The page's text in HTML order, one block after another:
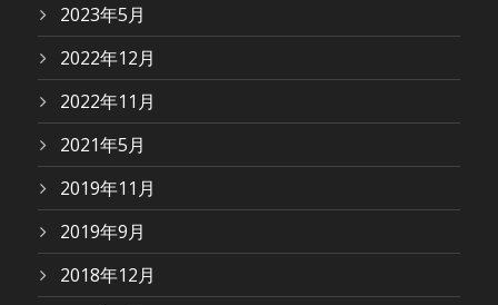
2023年5月
2022年12月
2022年11月
2021年5月
2019年11月
2019年9月
2018年12月